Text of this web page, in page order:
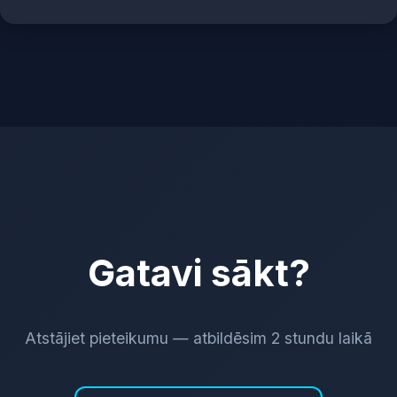
Gatavi sākt?
Atstājiet pieteikumu — atbildēsim 2 stundu laikā